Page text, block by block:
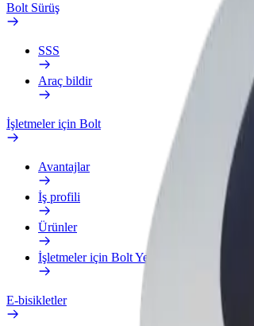
Bolt Sürüş
SSS
Araç bildir
İşletmeler için Bolt
Avantajlar
İş profili
Ürünler
İşletmeler için Bolt Yemek
E-bisikletler